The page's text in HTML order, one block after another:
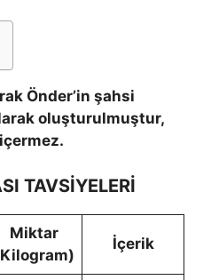
Önder’in şahsi
oluşturulmuştur,
TAVSİYELERİ
Miktar
İçerik